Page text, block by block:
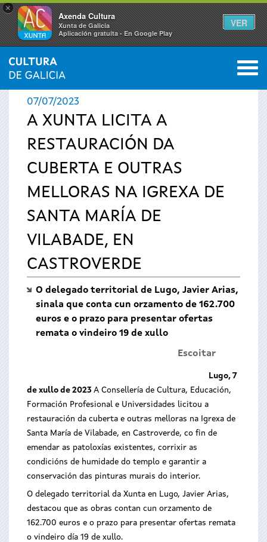
×
Axenda Cultura
Xunta de Galicia
Aplicación gratuíta - En Google Play
VER
Vostede
está
aquí
INICIO › ACTUALIDADE 0
07/07/2023
A XUNTA LICITA A
RESTAURACIÓN DA
CUBERTA E OUTRAS
MELLORAS NA IGREXA DE
SANTA MARÍA DE
VILABADE, EN
CASTROVERDE
O delegado territorial de Lugo, Javier Arias,
sinala que conta cun orzamento de 162.700
euros e o prazo para presentar ofertas
remata o vindeiro 19 de xullo
Escoitar
Lugo, 7
de xullo de 2023 A Consellería de Cultura, Educación,
Formación Profesional e Universidades licitou a
restauración da cuberta e outras melloras na Igrexa de
Santa María de Vilabade, en Castroverde, co fin de
emendar as patoloxías existentes, corrixir as
condicións de humidade do templo e garantir a
conservación das pinturas murais do interior.
O delegado territorial da Xunta en Lugo, Javier Arias,
destacou que as obras contan cun orzamento de
162.700 euros e o prazo para presentar ofertas remata
o vindeiro día 19 de xullo.